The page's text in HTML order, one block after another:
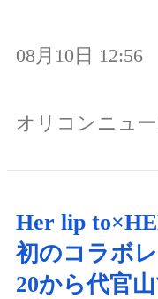
08月10日 12:56
オリコンニュ
Her lip
初のコラボ
20から代官